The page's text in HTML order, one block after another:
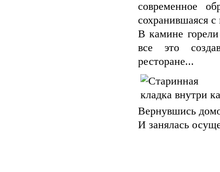
современное
сохранившаяся
В камине
все это
ресторане...
Вернувшись
И занялась